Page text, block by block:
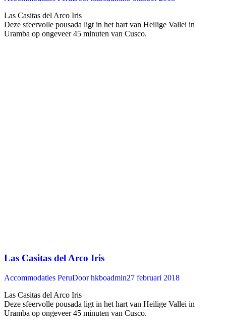
Las Casitas del Arco Iris
Deze sfeervolle pousada ligt in het hart van Heilige Vallei in
Uramba op ongeveer 45 minuten van Cusco. ‍
Las Casitas del Arco Iris
Accommodaties PeruDoorhkboadmin27 februari 2018
Las Casitas del Arco Iris
Deze sfeervolle pousada ligt in het hart van Heilige Vallei in
Uramba op ongeveer 45 minuten van Cusco. ‍